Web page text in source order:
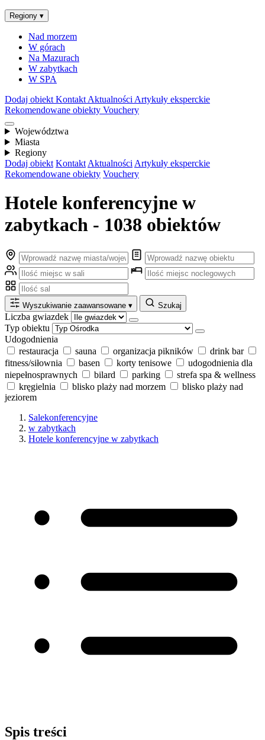
Regiony ▾
Nad morzem
W górach
Na Mazurach
W zabytkach
W SPA
Dodaj obiekt Kontakt Aktualności Artykuły eksperckie
Rekomendowane obiekty Vouchery
Województwa
Miasta
Regiony
Dodaj obiekt Kontakt Aktualności Artykuły eksperckie
Rekomendowane obiekty Vouchery
Hotele konferencyjne w
zabytkach - 1038 obiektów
Wyszukiwanie zaawansowane ▾ Szukaj
Liczba gwiazdek
Typ obiektu
Udogodnienia
restauracja
sauna organizacja pikników
drink bar
fitness/siłownia
basen korty tenisowe
udogodnienia dla
niepełnosprawnych
bilard parking
strefa spa & wellness
kręgielnia
blisko plaży nad morzem
blisko plaży nad
jeziorem
Salekonferencyjne
w zabytkach
Hotele konferencyjne w zabytkach
Spis treści